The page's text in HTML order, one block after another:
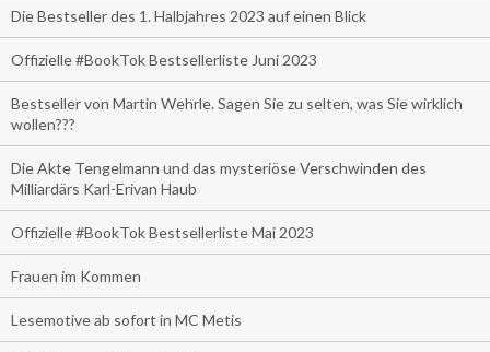
Die Bestseller des 1. Halbjahres 2023 auf einen Blick
Offizielle #BookTok Bestsellerliste Juni 2023
Bestseller von Martin Wehrle. Sagen Sie zu selten, was Sie wirklich
wollen???
Die Akte Tengelmann und das mysteriöse Verschwinden des
Milliardärs Karl-Erivan Haub
Offizielle #BookTok Bestsellerliste Mai 2023
Frauen im Kommen
Lesemotive ab sofort in MC Metis